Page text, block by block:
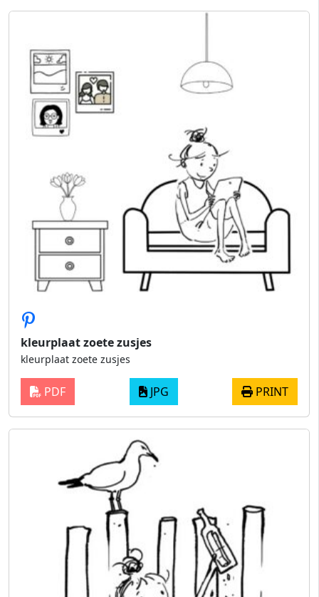
kleurplaat zoete zusjes
kleurplaat zoete zusjes
PDF JPG PRINT